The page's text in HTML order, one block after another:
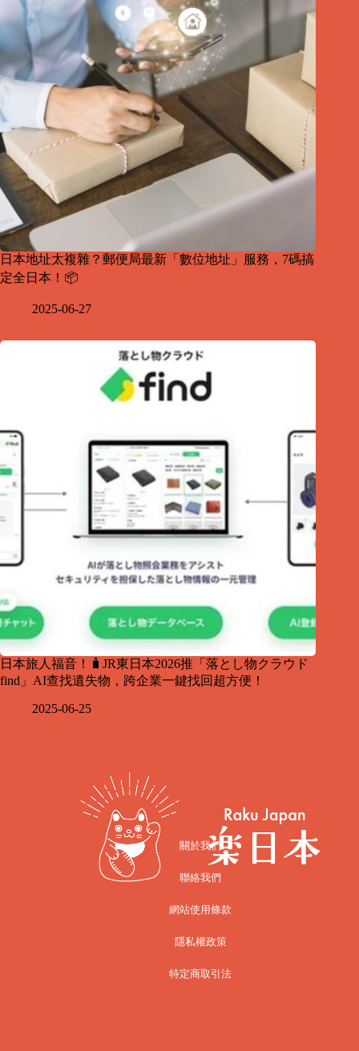
日本地址太複雜？郵便局最新「數位地址」服務，7碼搞
定全日本！📦
2025-06-27
日本旅人福音！🧳JR東日本2026推「落とし物クラウド
find」AI查找遺失物，跨企業一鍵找回超方便！
2025-06-25
關於我們
聯絡我們
網站使用條款
隱私權政策
特定商取引法